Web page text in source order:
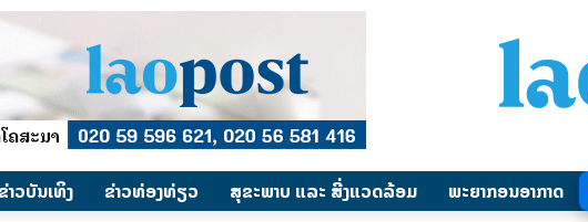
າວບັນເທິງ ​ຂ່າວທ່ອງທ່ຽວ ສຸຂະພາບ ແລະ ສີ່ງແວດລ້ອມ ພະຍາກອນອາກາດ